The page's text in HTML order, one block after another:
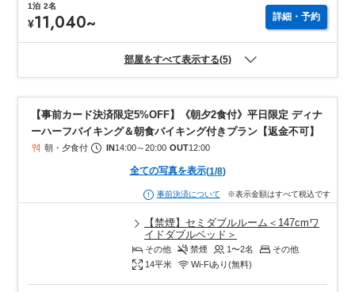
1泊 2名
¥11,040~ 詳細・予約
部屋をすべて表示する(5)
【事前カード決済限定5%OFF】《朝夕2食付》平日限定 ディナ
ーハーフバイキング＆朝食バイキング付きプラン【返金不可】
朝・夕食付 IN14:00～20:00 OUT12:00
全ての写真を表示(1/8)
事前決済について ※表示金額はすべて税込です
【禁煙】セミダブルルーム＜147cmワ
イドダブルベッド＞
その他 禁煙 1〜2名
その他
14平米 Wi-Fiあり(無料)